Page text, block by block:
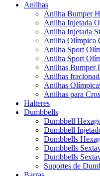
Anilhas
Anilha Bumper
Anilha Injetada
Anilha Injetada
Anilha Olímpica
Anilha Sport
Anilha Sport
Anilhas Bumper
Anilhas
Anilhas
Anilhas para
Halteres
Dumbbells
Dumbbell
Dumbbell
Dumbbells
Dumbbells
Dumbbells
Suportes de